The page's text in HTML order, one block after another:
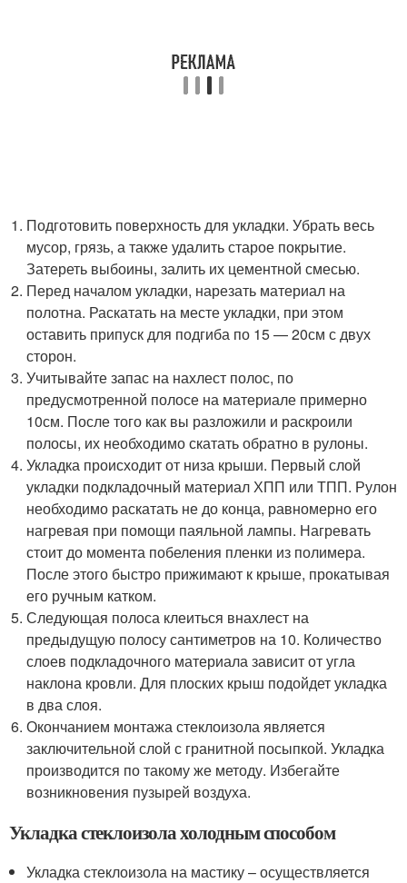
Подготовить поверхность для укладки. Убрать весь
мусор, грязь, а также удалить старое покрытие.
Затереть выбоины, залить их цементной смесью.
Перед началом укладки, нарезать материал на
полотна. Раскатать на месте укладки, при этом
оставить припуск для подгиба по 15 — 20см с двух
сторон.
Учитывайте запас на нахлест полос, по
предусмотренной полосе на материале примерно
10см. После того как вы разложили и раскроили
полосы, их необходимо скатать обратно в рулоны.
Укладка происходит от низа крыши. Первый слой
укладки подкладочный материал ХПП или ТПП. Рулон
необходимо раскатать не до конца, равномерно его
нагревая при помощи паяльной лампы. Нагревать
стоит до момента побеления пленки из полимера.
После этого быстро прижимают к крыше, прокатывая
его ручным катком.
Следующая полоса клеиться внахлест на
предыдущую полосу сантиметров на 10. Количество
слоев подкладочного материала зависит от угла
наклона кровли. Для плоских крыш подойдет укладка
в два слоя.
Окончанием монтажа стеклоизола является
заключительной слой с гранитной посыпкой. Укладка
производится по такому же методу. Избегайте
возникновения пузырей воздуха.
Укладка стеклоизола холодным способом
Укладка стеклоизола на мастику – осуществляется